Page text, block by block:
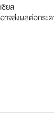
ซียส
าจส่งผลต่อกระ